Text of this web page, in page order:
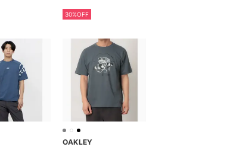
30%OFF
OAKLEY